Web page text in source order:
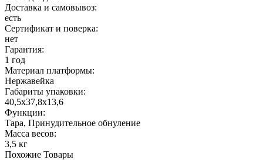
Доставка и самовывоз:
есть
Сертификат и поверка:
нет
Гарантия:
1 год
Материал платформы:
Нержавейка
Габариты упаковки:
40,5х37,8х13,6
Функции:
Тара, Принудительное обнуление
Масса весов:
3,5 кг
Похожие Товары